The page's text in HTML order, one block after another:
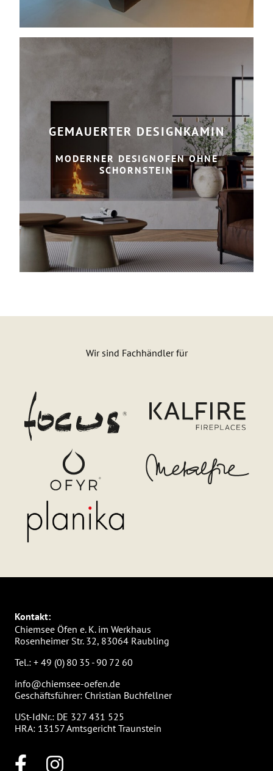
GEMAUERTER DESIGNKAMIN
MODERNER DESIGNOFEN OHNE
SCHORNSTEIN
Wir sind Fachhändler für
Kontakt:
Chiemsee Öfen e. K. im Werkhaus
Rosenheimer Str. 32, 83064 Raubling
Tel.: + 49 (0) 80 35 - 90 72 60
info@chiemsee-oefen.de
Geschäftsführer: Christian Buchfellner
USt-IdNr.: DE 327 431 525
HRA: 13157 Amtsgericht Traunstein